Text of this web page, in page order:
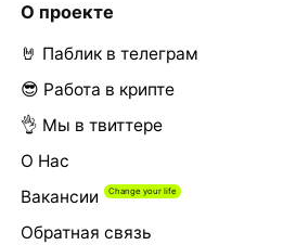
О проекте
🤘 Паблик в телеграм
😎 Работа в крипте
👌 Мы в твиттере
О Нас
Вакансии
Обратная связь